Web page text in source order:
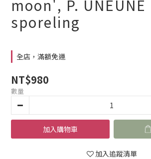
moon', P. UNEUNE
sporeling
全店，滿額免運
NT$980
數量
加入購物車
加入追蹤清單